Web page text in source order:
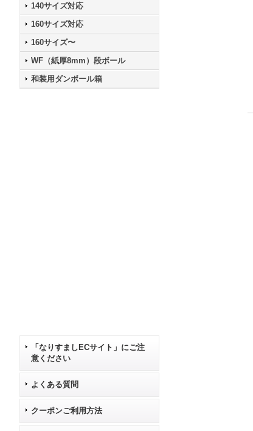
140サイズ対応
160サイズ対応
160サイズ〜
WF（紙厚8mm）段ボール
和装用ダンボール箱
「なりすましECサイト」にご注
意ください
よくある質問
クーポンご利用方法